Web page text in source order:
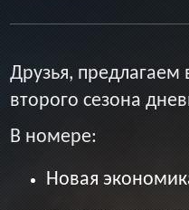
Друзья, предлагаем
второго сезона
В номере:
Новая